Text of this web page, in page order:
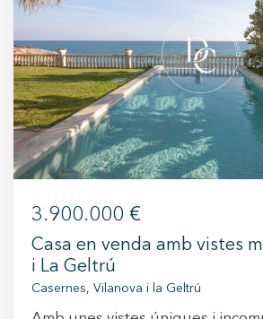
3.900.000 €
Casa en venda amb vistes
i La Geltrú
Casernes, Vilanova i la Geltrú